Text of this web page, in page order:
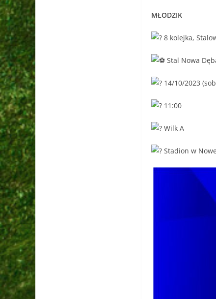
MŁODZIK
8 kolejka,
Stal Nowa
14/10/2023
11:00
Wilk A
Stadion w